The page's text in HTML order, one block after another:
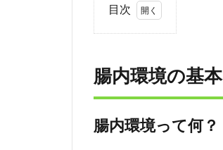
目次
環
基
本
腸内環境の基本
腸内環境って何？